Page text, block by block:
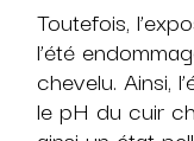
Toutefois,
l’été
chevelu. Ainsi,
le pH du cuir